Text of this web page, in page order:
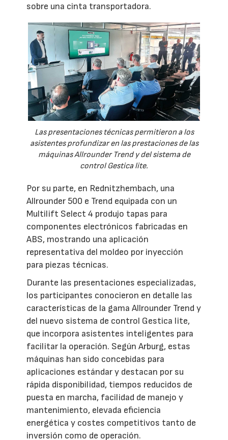
sobre una cinta transportadora.
Las presentaciones técnicas permitieron a los
asistentes profundizar en las prestaciones de las
máquinas Allrounder Trend y del sistema de
control Gestica lite.
Por su parte, en Rednitzhembach, una
Allrounder 500 e Trend equipada con un
Multilift Select 4 produjo tapas para
componentes electrónicos fabricadas en
ABS, mostrando una aplicación
representativa del moldeo por inyección
para piezas técnicas.
Durante las presentaciones especializadas,
los participantes conocieron en detalle las
características de la gama Allrounder Trend y
del nuevo sistema de control Gestica lite,
que incorpora asistentes inteligentes para
facilitar la operación. Según Arburg, estas
máquinas han sido concebidas para
aplicaciones estándar y destacan por su
rápida disponibilidad, tiempos reducidos de
puesta en marcha, facilidad de manejo y
mantenimiento, elevada eficiencia
energética y costes competitivos tanto de
inversión como de operación.